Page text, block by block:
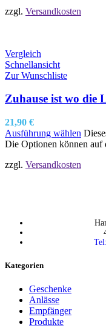
zzgl. Versandkosten
Vergleich
Schnellansicht
Zur Wunschliste
Zuhause ist wo die
21,90 €
Ausführung wählen
Die Optionen können auf
zzgl. Versandkosten
Kategorien
Geschenke
Anlässe
Empfänger
Produkte